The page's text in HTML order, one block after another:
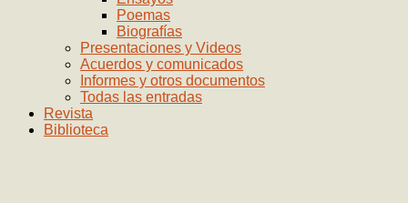
Poemas
Biografías
Presentaciones y Videos
Acuerdos y comunicados
Informes y otros documentos
Todas las entradas
Revista
Biblioteca